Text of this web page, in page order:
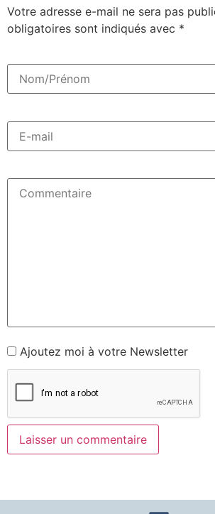
Votre adresse e-mail ne sera pas
obligatoires sont indiqués avec *
Ajoutez moi à votre Newsletter